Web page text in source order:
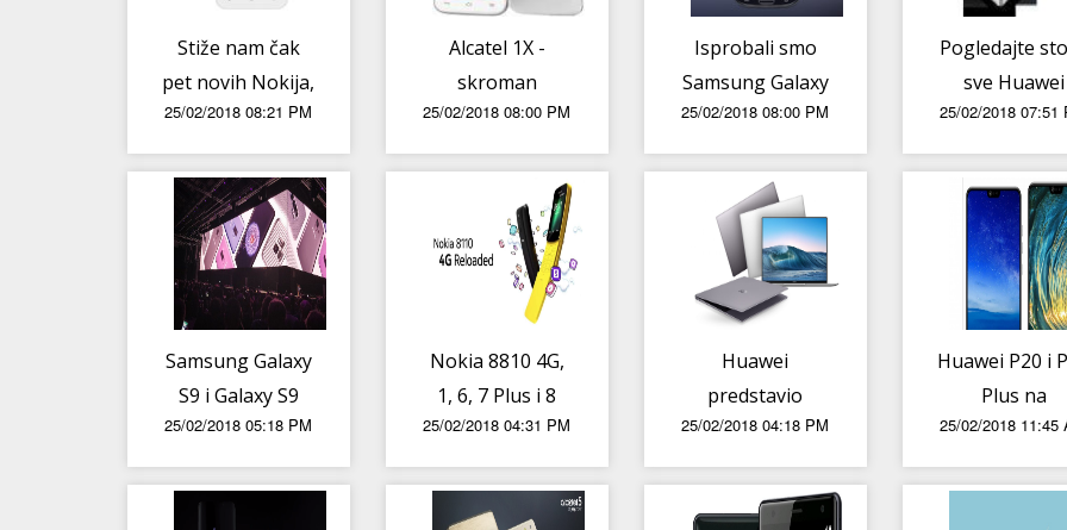
Stiže nam čak
pet novih Nokija,
evo detalja
25/02/2018 08:21 PM
Alcatel 1X -
skroman
hardver i
Android GO
25/02/2018 08:00 PM
Isprobali smo
Samsung Galaxy
S9 i S9+, a i
Samsungove
animirane
emojie također...
25/02/2018 08:00 PM
Pogledajte
sve Huawei
predstavio
Barceloni
25/02/2018 07:51
Samsung Galaxy
S9 i Galaxy S9
Plus službeno
predstavljeni
25/02/2018 05:18 PM
Nokia 8810 4G,
1, 6, 7 Plus i 8
Sirocco službeno
predstavljeni
25/02/2018 04:31 PM
Huawei
predstavio
MateBook X Pro,
MediaPad M5 i
5G CPE
25/02/2018 04:18 PM
Huawei P20 i
Plus na
službenim
renderima
25/02/2018 11:45